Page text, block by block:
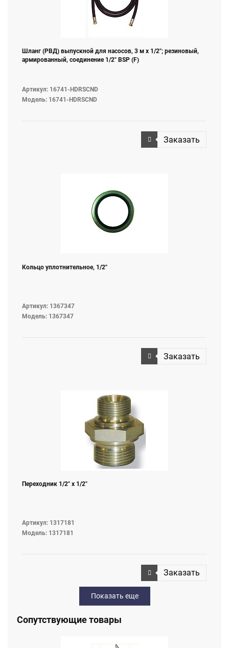
Шланг (РВД) выпускной для насосов, 3 м х 1/2"; резиновый,
армированный, соединение 1/2" BSP (F)
Артикул: 16741-HDRSCND
Модель: 16741-HDRSCND
Заказать
Кольцо уплотнительное, 1/2"
Артикул: 1367347
Модель: 1367347
Заказать
Переходник 1/2" х 1/2"
Артикул: 1317181
Модель: 1317181
Заказать
Показать еще
Сопутствующие товары